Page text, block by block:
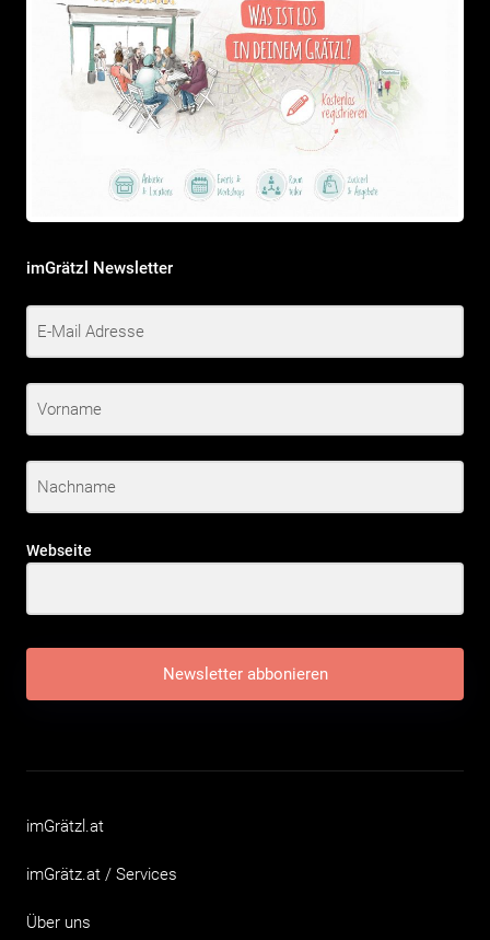
imGrätzl Newsletter
Webseite
Newsletter abbonieren
imGrätzl.at
imGrätz.at / Services
Über uns